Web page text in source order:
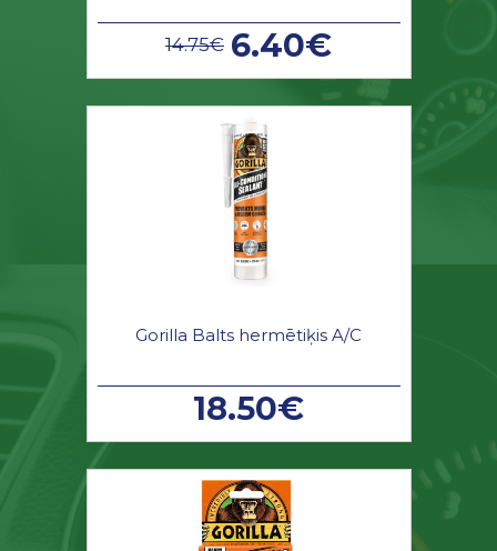
14.75€ 6.40€
Gorilla Balts hermētiķis A/C
18.50€